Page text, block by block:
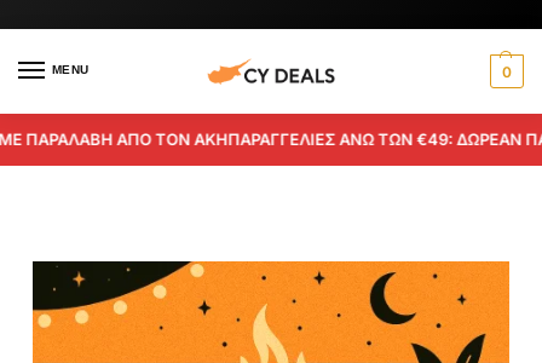
MENU 0
ΑΠΟ ΤΟΝ ΑΚΗΠΑΡΑΓΓΕΛΙΕΣ ΑΝΩ ΤΩΝ €49: ΔΩΡΕΑΝ